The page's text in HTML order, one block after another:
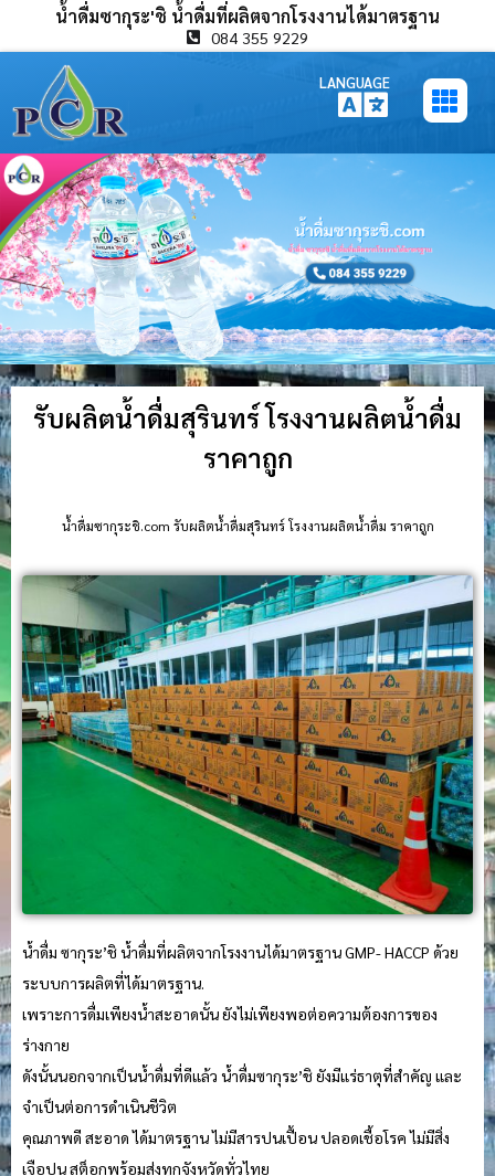
น้ำดื่มซากุระ'ชิ น้ำดื่มที่ผลิตจากโรงงานได้มาตรฐาน
084 355 9229
LANGUAGE
รับผลิตน้ำดื่มสุรินทร์ โรงงานผลิตน้ำดื่ม
ราคาถูก
น้ําดื่มซากุระชิ.com รับผลิตน้ำดื่มสุรินทร์ โรงงานผลิตน้ำดื่ม ราคาถูก
น้ำดื่ม ซากุระ’ชิ น้ำดื่มที่ผลิตจากโรงงานได้มาตรฐาน GMP- HACCP ด้วย
ระบบการผลิตที่ได้มาตรฐาน.
เพราะการดื่มเพียงน้ำสะอาดนั้น ยังไม่เพียงพอต่อความต้องการของ
ร่างกาย
ดังนั้นนอกจากเป็นน้ำดื่มที่ดีแล้ว น้ำดื่มซากุระ’ชิ ยังมีแร่ธาตุที่สำคัญ และ
จำเป็นต่อการดำเนินชีวิต
คุณภาพดี สะอาด ได้มาตรฐาน ไม่มีสารปนเปื้อน ปลอดเชื้อโรค ไม่มีสิ่ง
เจือปน สต็อกพร้อมส่งทุกจังหวัดทั่วไทย